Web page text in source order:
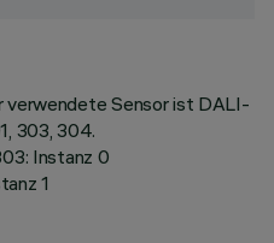
Sensor ist DALI-
303, 304.
Instanz 0
1